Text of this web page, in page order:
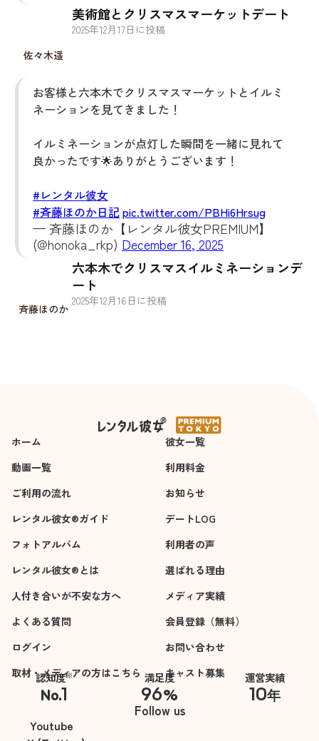
佐々木遥
美術館とクリスマスマーケットデート
2025年12月 17日に投稿
お客様と六本木でクリスマスマーケットとイルミ
ネーションを見てきました！
イルミネーションが点灯した瞬間を一緒に見れて
良かったです🌟ありがとうございます！
#レンタル彼女
#斉藤ほのか日記pic.twitter.com/PBHi6Hrsug
— 斉藤ほのか【レンタル彼女PREMIUM】
(@honoka_rkp) December 16, 2025
斉藤ほのか
六本木でクリスマスイルミネーションデ
ート
2025年12月 16 日に投稿
ホーム
彼女一覧
動画一覧
利用料金
ご利用の流れ
お知らせ
レンタル彼女®ガイド
デートLOG
フォトアルバム
利用者の声
レンタル彼女®とは
選ばれる理由
人付き合いが不安な方へ
メディア実績
よくある質問
会員登録（無料）
ログイン
お問い合わせ
取材・メディアの方はこちら
キャスト募集
認知度※
No.1
※自社調べ
満足度
96%
運営実績
10年
Follow us
Youtube